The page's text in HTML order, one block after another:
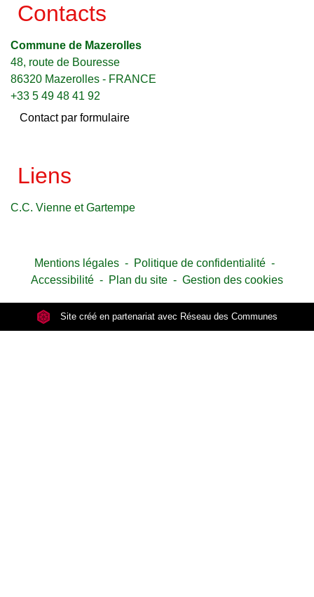
Contacts
Commune de Mazerolles
48, route de Bouresse
86320 Mazerolles - FRANCE
+33 5 49 48 41 92
Contact par formulaire
Liens
C.C. Vienne et Gartempe
Mentions légales - Politique de confidentialité -
Accessibilité - Plan du site - Gestion des cookies
Site créé en partenariat avec Réseau des Communes